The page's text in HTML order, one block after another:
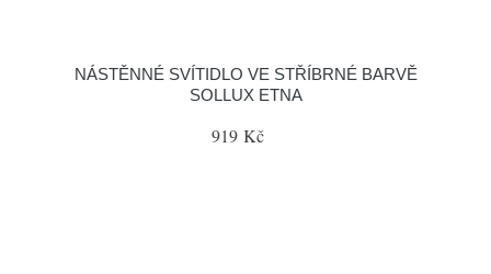
NÁSTĚNNÉ SVÍTIDLO VE STŘÍBRNÉ BARVĚ
SOLLUX ETNA
919 Kč